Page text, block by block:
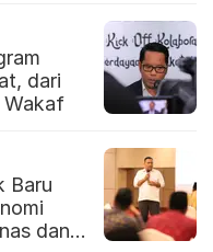
dari
Wakaf
Baru
dan